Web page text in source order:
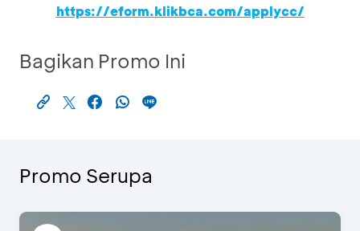
https://eform.klikbca.com/applycc/
Bagikan Promo Ini
Promo Serupa